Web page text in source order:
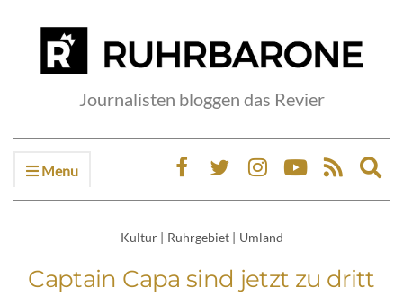
Journalisten bloggen das Revier
Menu
Kultur | Ruhrgebiet | Umland
Captain Capa sind jetzt zu dritt